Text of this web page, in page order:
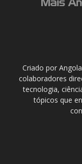
Criado por
colaboradores
tecnologia,
tópicos que